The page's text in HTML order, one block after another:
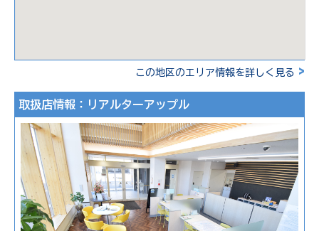
この地区のエリア情報を詳しく見る >
取扱店情報：リアルターアップル